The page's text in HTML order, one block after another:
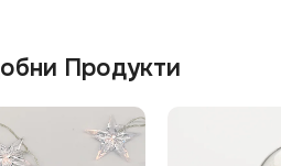
Продукти